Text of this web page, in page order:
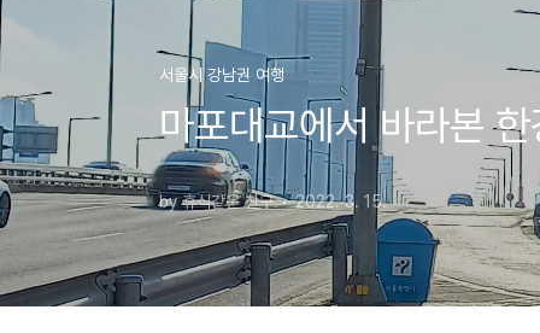
서울시 강남권 여행
마포대교에서 바라본
by 휴식같은 친구 2022. 3. 15.